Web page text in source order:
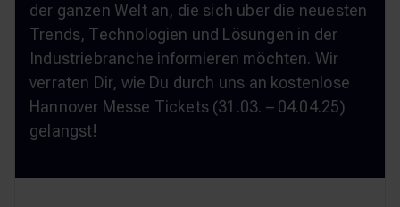
der ganzen Welt an, die sich über die neuesten
Trends, Technologien und Lösungen in der
Industriebranche informieren möchten. Wir
verraten Dir, wie Du durch uns an kostenlose
Hannover Messe Tickets (31.03. – 04.04.25)
gelangst!